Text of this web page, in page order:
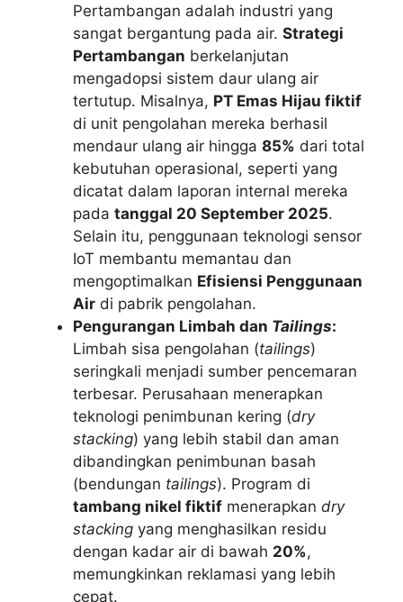
Pertambangan adalah industri yang
sangat bergantung pada air. Strategi
Pertambangan berkelanjutan
mengadopsi sistem daur ulang air
tertutup. Misalnya, PT Emas Hijau fiktif
di unit pengolahan mereka berhasil
mendaur ulang air hingga 85% dari total
kebutuhan operasional, seperti yang
dicatat dalam laporan internal mereka
pada tanggal 20 September 2025.
Selain itu, penggunaan teknologi sensor
IoT membantu memantau dan
mengoptimalkan Efisiensi Penggunaan
Air di pabrik pengolahan.
Pengurangan Limbah dan Tailings:
Limbah sisa pengolahan (tailings)
seringkali menjadi sumber pencemaran
terbesar. Perusahaan menerapkan
teknologi penimbunan kering (dry
stacking) yang lebih stabil dan aman
dibandingkan penimbunan basah
(bendungan tailings). Program di
tambang nikel fiktif menerapkan dry
stacking yang menghasilkan residu
dengan kadar air di bawah 20%,
memungkinkan reklamasi yang lebih
cepat.